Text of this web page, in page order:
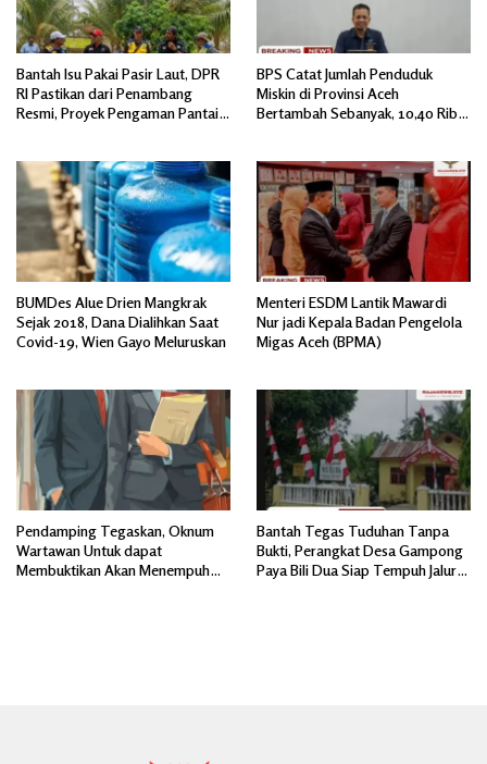
Bantah Isu Pakai Pasir Laut, DPR
RI Pastikan dari Penambang
Resmi, Proyek Pengaman Pantai
BPS Catat Jumlah Penduduk
Miskin di Provinsi Aceh
Bertambah Sebanyak, 10,40 Ribu
BUMDes Alue Drien Mangkrak
Sejak 2018, Dana Dialihkan Saat
Covid-19, Wien Gayo Meluruskan
Menteri ESDM Lantik Mawardi
Nur jadi Kepala Badan Pengelola
Migas Aceh (BPMA)
Pendamping Tegaskan, Oknum
Wartawan Untuk dapat
Membuktikan Akan Menempuh
Bantah Tegas Tuduhan Tanpa
Bukti, Perangkat Desa Gampong
Paya Bili Dua Siap Tempuh Jalur